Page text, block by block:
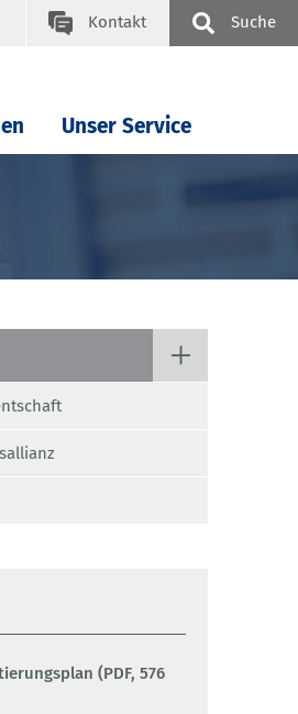
Kontakt Suche
Unser Service
(PDF, 576